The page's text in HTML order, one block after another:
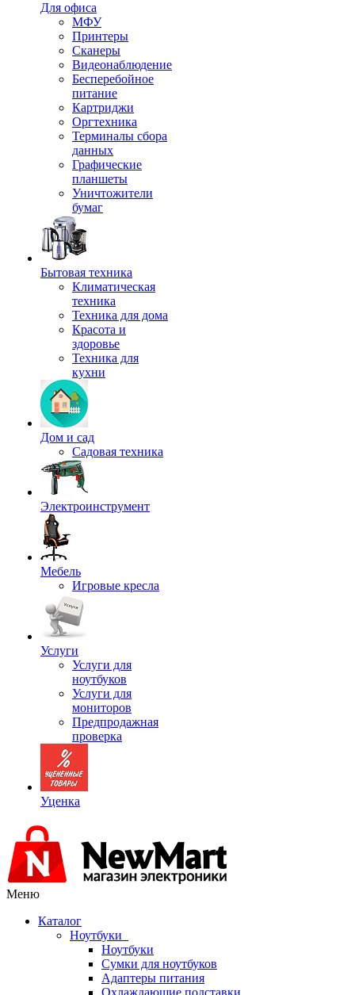
Для офиса
МФУ
Принтеры
Сканеры
Видеонаблюдение
Бесперебойное
питание
Картриджи
Оргтехника
Терминалы сбора
данных
Графические
планшеты
Уничтожители
бумаг
Бытовая техника
Климатическая
техника
Техника для дома
Красота и
здоровье
Техника для
кухни
Дом и сад
Садовая техника
Электроинструмент
Мебель
Игровые кресла
Услуги
Услуги для
ноутбуков
Услуги для
мониторов
Предпродажная
проверка
Уценка
Меню
Каталог
Ноутбуки
Ноутбуки
Сумки для ноутбуков
Адаптеры питания
Охлаждающие подставки